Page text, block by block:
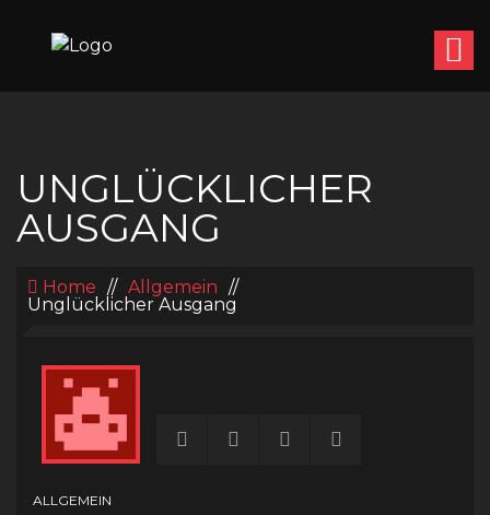
UNGLÜCKLICHER
AUSGANG
Home // Allgemein //
Unglücklicher Ausgang
ALLGEMEIN